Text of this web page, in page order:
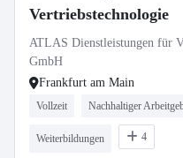
Vertriebstechnologie
ATLAS Dienstleistungen für
GmbH
Frankfurt am Main
Vollzeit Nachhaltiger
Weiterbildungen 4